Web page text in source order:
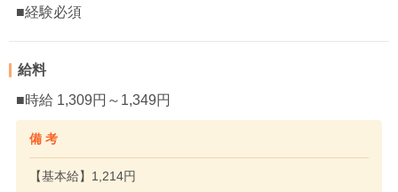
■経験必須
給料
■時給 1,309円～1,349円
備 考
【基本給】1,214円